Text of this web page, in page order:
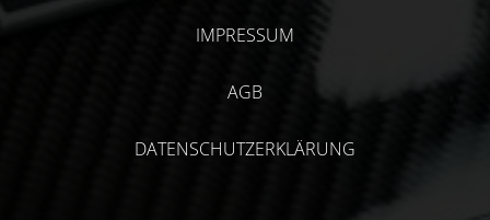
IMPRESSUM
AGB
DATENSCHUTZERKLÄRUNG